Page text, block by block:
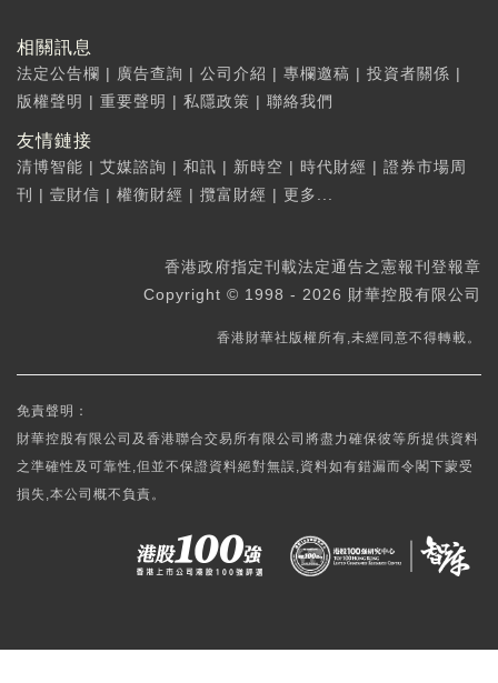
相關訊息
法定公告欄 | 廣告查詢 | 公司介紹 | 專欄邀稿 | 投資者關係 |
版權聲明 | 重要聲明 | 私隱政策 | 聯絡我們
友情鏈接
清博智能 | 艾媒諮詢 | 和訊 | 新時空 | 時代財經 | 證券市場周
刊
| 壹財信 | 權衡財經 | 攬富財經 | 更多...
香港政府指定刊載法定通告之憲報刊登報章
Copyright © 1998 - 2026 財華控股有限公司
香港財華社版權所有,未經同意不得轉載。
免責聲明：
財華控股有限公司及香港聯合交易所有限公司將盡力確保彼等所提供資料
之準確性及可靠性,但並不保證資料絕對無誤,資料如有錯漏而令閣下蒙受
損失,本公司概不負責。